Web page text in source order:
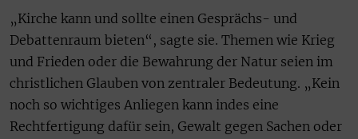
„Kirche kann und sollte einen Gesprächs- und
Debattenraum bieten“, sagte sie. Themen wie Krieg
und Frieden oder die Bewahrung der Natur seien im
christlichen Glauben von zentraler Bedeutung. „Kein
noch so wichtiges Anliegen kann indes eine
Rechtfertigung dafür sein, Gewalt gegen Sachen oder